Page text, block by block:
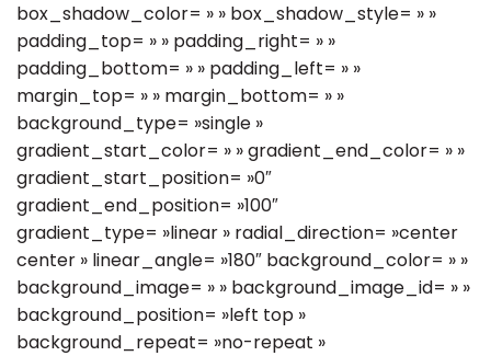
box_shadow_color= » » box_shadow_style= » »
padding_top= » » padding_right= » »
padding_bottom= » » padding_left= » »
margin_top= » » margin_bottom= » »
background_type= »single »
gradient_start_color= » » gradient_end_color= » »
gradient_start_position= »0″
gradient_end_position= »100″
gradient_type= »linear » radial_direction= »center
center » linear_angle= »180″ background_color= » »
background_image= » » background_image_id= » »
background_position= »left top »
background_repeat= »no-repeat »